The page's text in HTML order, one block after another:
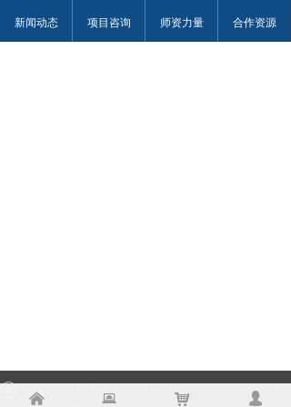
新闻动态 项目咨询 师资力量 合作资源
公司：北京龙腾智元信息技术有限公司中国人工
낀 뀵 낙 넙